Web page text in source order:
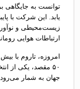
توانست به
یابد. این شرکت با
زیست‌محیطی و
ارتباطات هوایی
۵۰ مقصد، یکی از
جهان به شمار می‌رود.